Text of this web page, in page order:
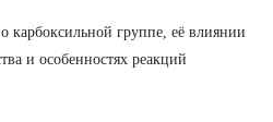
карбоксильной группе, её влиянии
и особенностях реакций